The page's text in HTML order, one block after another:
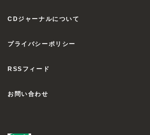
CDジャーナルについて
プライバシーポリシー
RSSフィード
お問い合わせ